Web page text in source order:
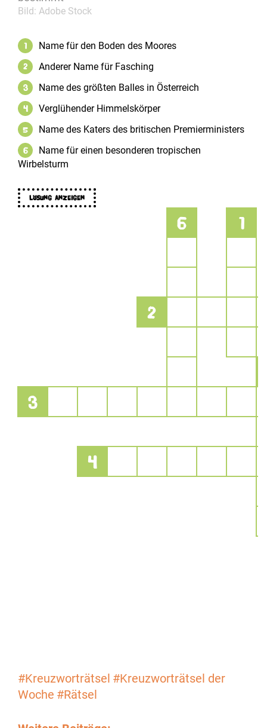
Bild: Adobe Stock
6 1
2
3
4
1 Name für den Boden des Moores
2 Anderer Name für Fasching
3 Name des größten Balles in Österreich
4 Verglühender Himmelskörper
5 Name des Katers des britischen Premierministers
6
Name für einen besonderen tropischen
Wirbelsturm
Lösung anzeigen
#Kreuzworträtsel #Kreuzworträtsel der
Woche #Rätsel